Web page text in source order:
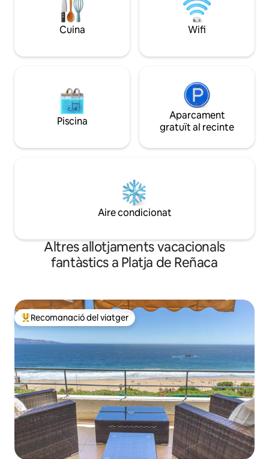
Llegeix els comentaris i reserva amb
total seguretat! Barbacoa: 30 000 $ 🔥
clic aquí.
Cuina Wifi
Piscina
Aparcament
gratuït al recinte
Aire condicionat
Altres allotjaments vacacionals
fantàstics a Platja de Reñaca
Principals recomanacions dels viatgers
Recomanació del viatger